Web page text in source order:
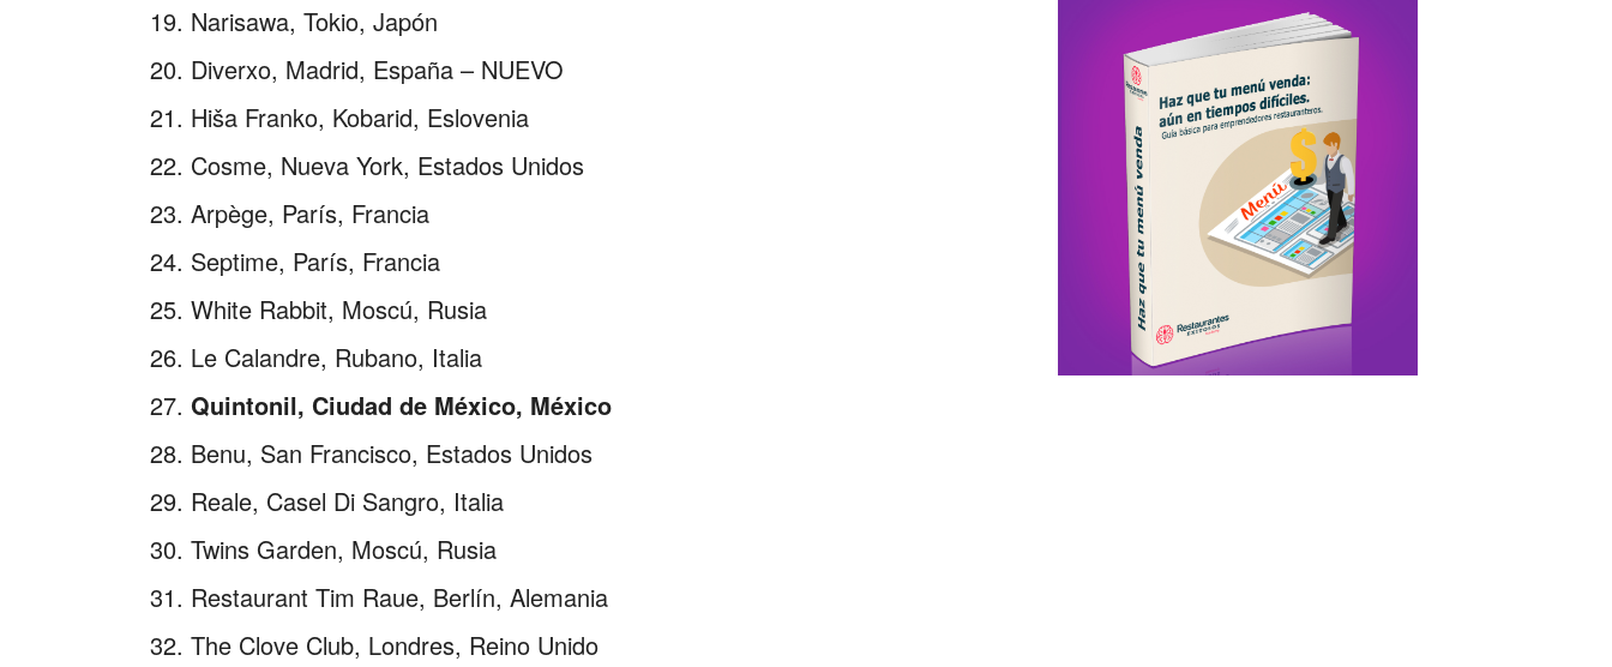
Narisawa, Tokio, Japón
Diverxo, Madrid, España – NUEVO
Hiša Franko, Kobarid, Eslovenia
Cosme, Nueva York, Estados Unidos
Arpège, París, Francia
Septime, París, Francia
White Rabbit, Moscú, Rusia
Le Calandre, Rubano, Italia
Quintonil, Ciudad de México, México
Benu, San Francisco, Estados Unidos
Reale, Casel Di Sangro, Italia
Twins Garden, Moscú, Rusia
Restaurant Tim Raue, Berlín, Alemania
The Clove Club, Londres, Reino Unido